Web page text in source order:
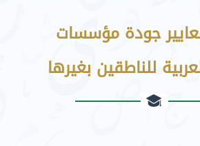
جودة مؤسسات
للناطقين بغيرها